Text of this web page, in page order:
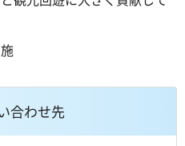
合わせ先